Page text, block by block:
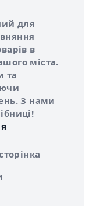
для
в
міста.
та
З нами